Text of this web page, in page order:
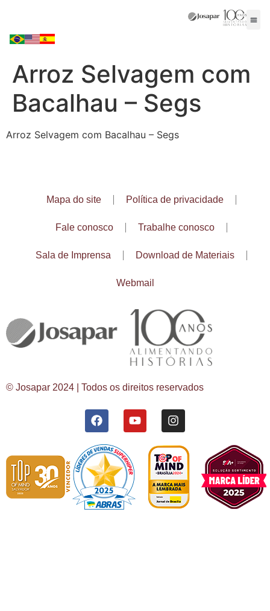
Arroz Selvagem com
Bacalhau – Segs
Arroz Selvagem com Bacalhau – Segs
Mapa do site Política de privacidade
Fale conosco Trabalhe conosco
Sala de Imprensa Download de Materiais
Webmail
© Josapar 2024 | Todos os direitos reservados